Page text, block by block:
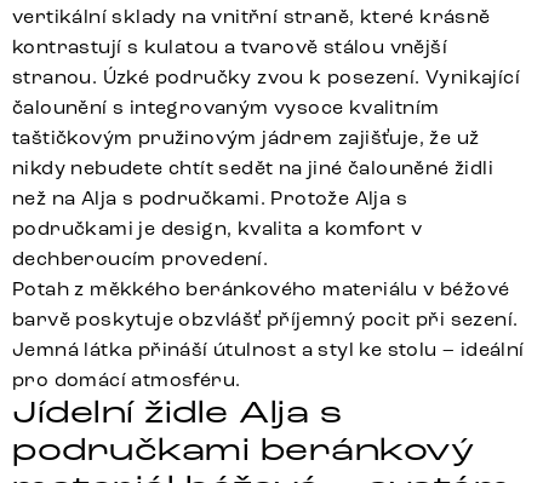
vertikální sklady na vnitřní straně, které krásně
kontrastují s kulatou a tvarově stálou vnější
stranou. Úzké područky zvou k posezení. Vynikající
čalounění s integrovaným vysoce kvalitním
taštičkovým pružinovým jádrem zajišťuje, že už
nikdy nebudete chtít sedět na jiné čalouněné židli
než na Alja s područkami. Protože Alja s
područkami je design, kvalita a komfort v
dechberoucím provedení.
Potah z měkkého beránkového materiálu v béžové
barvě poskytuje obzvlášť příjemný pocit při sezení.
Jemná látka přináší útulnost a styl ke stolu – ideální
pro domácí atmosféru.
Jídelní židle Alja s
područkami beránkový